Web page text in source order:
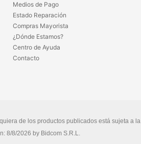
Medios de Pago
Estado Reparación
Compras Mayorista
¿Dónde Estamos?
Centro de Ayuda
Contacto
de los productos publicados está sujeta a la
8/8/2026 by Bidcom S.R.L.